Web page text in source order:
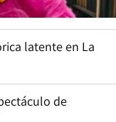
latente en La
de